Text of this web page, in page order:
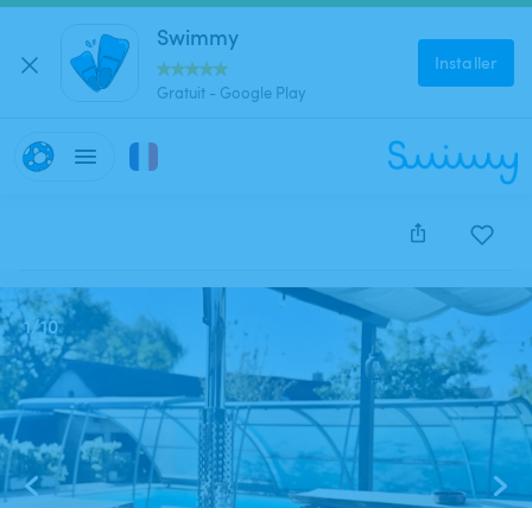
Swimmy
Gratuit - Google Play
Installer
Cette annonce est close et ne peut être réservée.
1/10